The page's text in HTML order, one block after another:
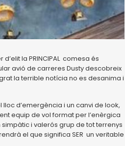
la PRINCIPAL comesa és
avió de carreres Dusty descobreix
la terrible notícia no es desanima i
d’emergència i un canvi de look,
equip de vol format per l’enèrgica
i valerós grup de tot terrenys
el que significa SER un veritable